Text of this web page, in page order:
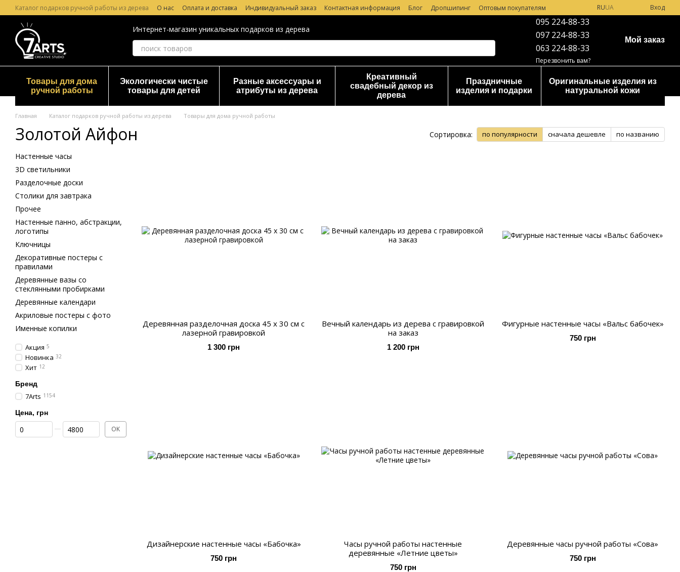
Перейти к основному контенту
Каталог подарков ручной работы из дерева О нас Оплата и доставка Индивидуальный заказ Контактная информация Блог Дропшипинг
Оптовым покупателям
Лазерная гравировка по дереву
Гарантия и Возврат Отзывы о магазине
RUUA Вход
Интернет-магазин уникальных подарков из дерева
095 224-88-33
097 224-88-33
063 224-88-33
Перезвонить вам?
Мой заказ
Товары для дома
ручной работы
Экологически чистые
товары для детей
Разные аксессуары и
атрибуты из дерева
Креативный
свадебный декор из
дерева
Праздничные
изделия и подарки
Оригинальные изделия из
натуральной кожи
Главная Каталог подарков ручной работы из дерева Товары для дома ручной работы
Золотой Айфон Сортировка: по популярности сначала дешевле по названию
Деревянная разделочная доска 45 х 30 см с
лазерной гравировкой
1 300 грн
Вечный календарь из дерева с гравировкой
на заказ
1 200 грн
Фигурные настенные часы «Вальс бабочек»
750 грн
Дизайнерские настенные часы «Бабочка»
750 грн
Часы ручной работы настенные
деревянные «Летние цветы»
750 грн
Деревянные часы ручной работы «Сова»
750 грн
Настенные часы
3D светильники
Разделочные доски
Столики для завтрака
Прочее
Настенные панно, абстракции,
логотипы
Ключницы
Декоративные постеры с
правилами
Деревянные вазы со
стеклянными пробирками
Деревянные календари
Акриловые постеры с фото
Именные копилки
Акция 5
Новинка 32
Хит 12
Бренд
7Arts 1154
Цена, грн
От Цена, грн
До Цена, грн OK